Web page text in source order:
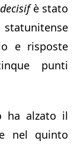
è stato
e risposte
punti
ha alzato il
nel quinto